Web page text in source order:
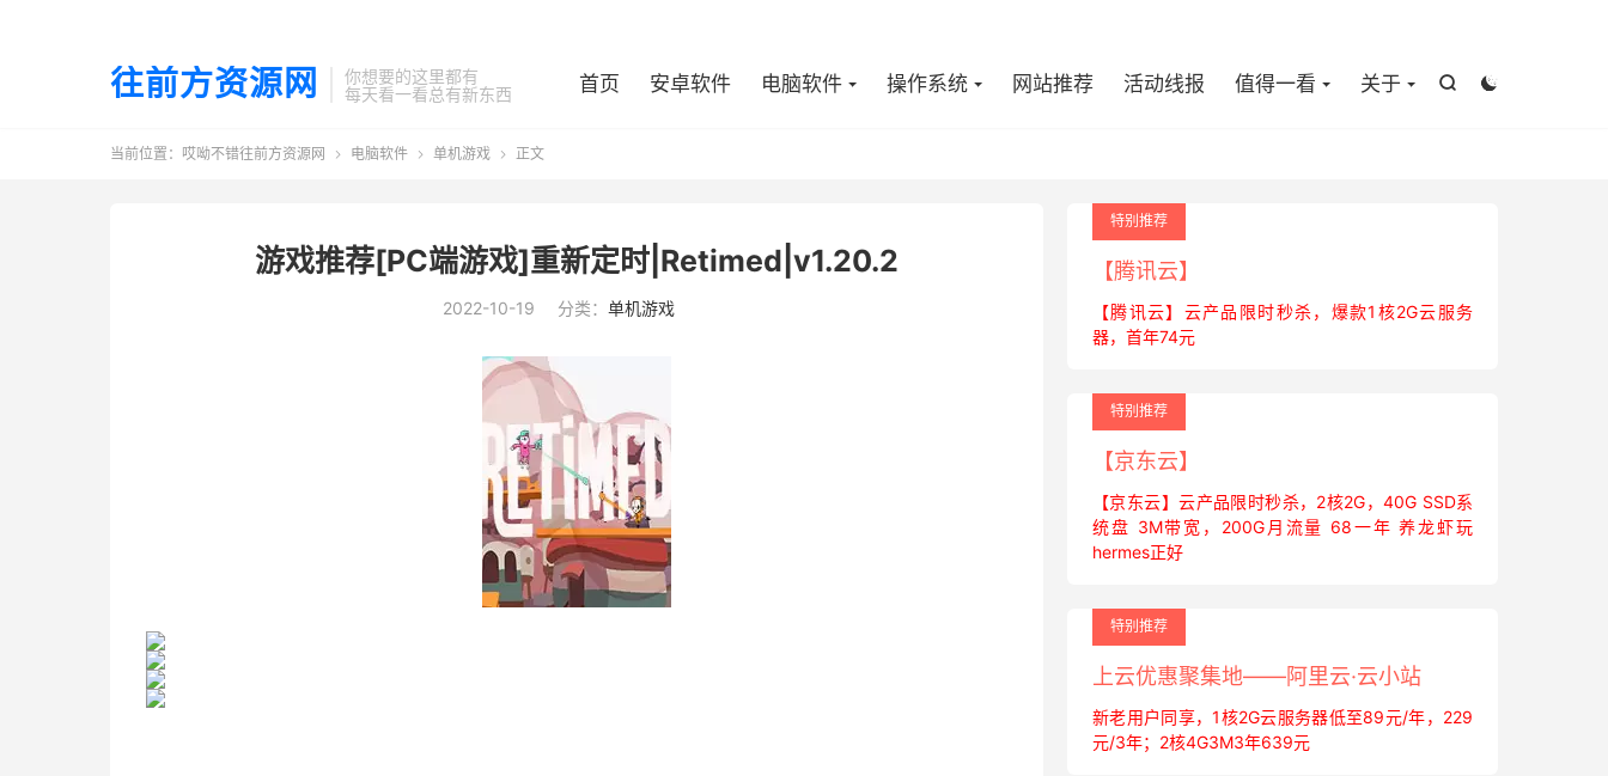
往前方资源网
你想要的这里都有
每天看一看总有新东西


首页 安卓软件 电脑软件 操作系统 网站推荐 活动线报 值得一看 关于
当前位置： 哎呦不错往前方资源网  电脑软件  单机游戏  正文
游戏推荐[PC端游戏]重新定时|Retimed|v1.20.2
2022-10-19 分类： 单机游戏
特别推荐
【腾讯云】
【腾讯云】云产品限时秒杀，爆款1核2G云服务
器，首年74元
特别推荐
【京东云】
【京东云】云产品限时秒杀，2核2G，40G SSD系
统盘 3M带宽，200G月流量 68一年 养龙虾玩
hermes正好
特别推荐
上云优惠聚集地——阿里云·云小站
新老用户同享，1核2G云服务器低至89元/年，229
元/3年；2核4G3M3年639元